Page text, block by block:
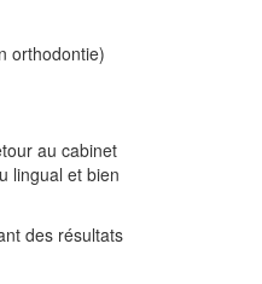
orthodontie)
au cabinet
lingual et bien
des résultats